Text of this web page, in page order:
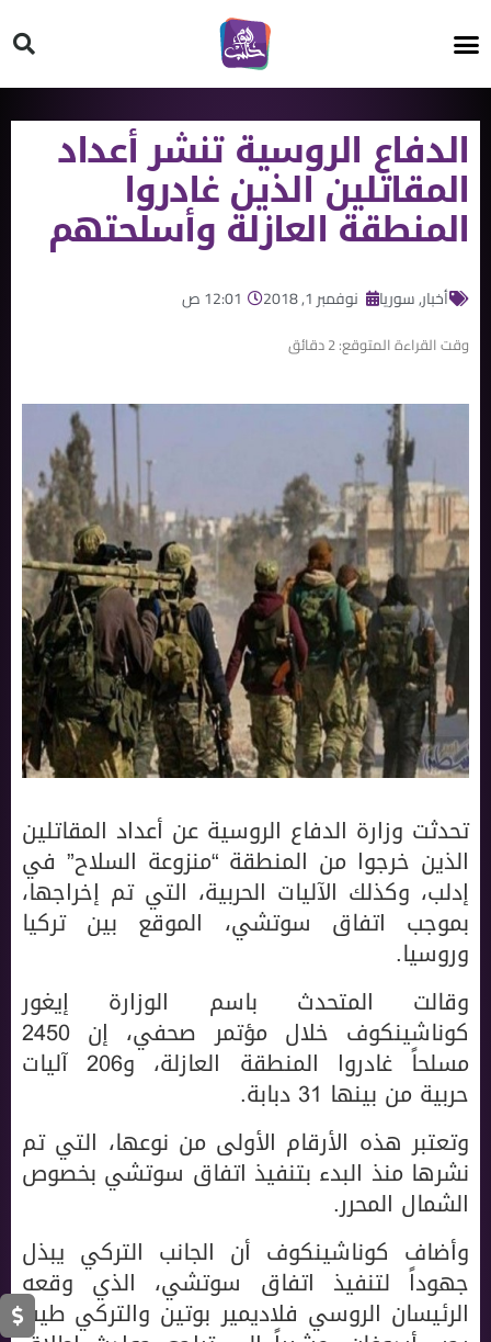
الدفاع الروسية تنشر أعداد
المقاتلين الذين غادروا
المنطقة العازلة وأسلحتهم
أخبار,سوريا نوفمبر 1, 2018 12:01 ص
وقت القراءة المتوقع:2دقائق
تحدثت وزارة الدفاع الروسية عن أعداد المقاتلين
الذين خرجوا من المنطقة “منزوعة السلاح” في
إدلب، وكذلك الآليات الحربية، التي تم إخراجها،
بموجب اتفاق سوتشي، الموقع بين تركيا
وروسيا.
وقالت المتحدث باسم الوزارة إيغور
كوناشينكوف خلال مؤتمر صحفي، إن 2450
مسلحاً غادروا المنطقة العازلة، و206 آليات
حربية من بينها 31 دبابة.
وتعتبر هذه الأرقام الأولى من نوعها، التي تم
نشرها منذ البدء بتنفيذ اتفاق سوتشي بخصوص
الشمال المحرر.
وأضاف كوناشينكوف أن الجانب التركي يبذل
جهوداً لتنفيذ اتفاق سوتشي، الذي وقعه
الرئيسان الروسي فلاديمير بوتين والتركي طيب